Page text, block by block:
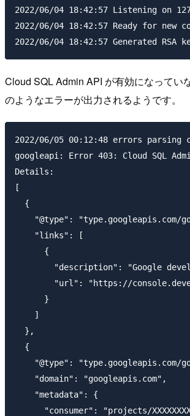
2022/06/04 18:42:57 Listening on
2022/06/04 18:42:57 Ready for new
Cloud SQL Admin API が有効になってい
のようなエラーが出力されるようです。
2022/06/05 00:12:48 errors parsing
googleapi: Error 403: Cloud SQL
Details:
[
  {
"@type": "type.googleapis.com/
    "links": [
      {
"description": "Google
"url": "https://
      }
    ]
  },
  {
"@type": "type.googleapis.com/
    "domain": "googleapis.com",
    "metadata": {
"consumer": "projects/